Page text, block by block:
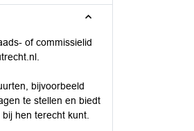
of commissielid
bijvoorbeeld
te stellen en biedt
hen terecht kunt.